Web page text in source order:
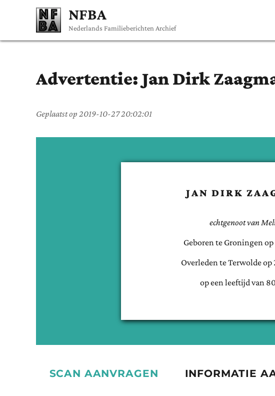
NFBA
Nederlands Familieberichten Archief
Advertentie: Jan Dirk
Geplaatst op 2019-10-27 20:02:01
JAN DIRK
echtgenoot van
Geboren te Groningen op
Overleden teTerwoldeop
op een leeftijd van
SCAN AANVRAGEN INFORMATIE